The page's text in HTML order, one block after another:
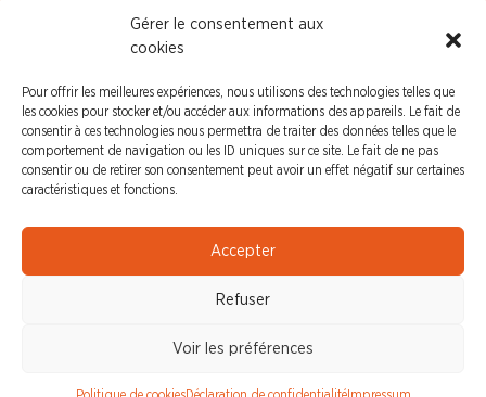
Gérer le consentement aux
cookies
Pour offrir les meilleures expériences, nous utilisons des technologies telles que
les cookies pour stocker et/ou accéder aux informations des appareils. Le fait de
consentir à ces technologies nous permettra de traiter des données telles que le
comportement de navigation ou les ID uniques sur ce site. Le fait de ne pas
consentir ou de retirer son consentement peut avoir un effet négatif sur certaines
caractéristiques et fonctions.
Accepter
Refuser
Voir les préférences
CFDT Cadres
CFDT Retraités
L'UFFA
PRESSE
Communiqué de Presse
Revue de Presse
© CFDT Orange | Mentions Légales | Protection des